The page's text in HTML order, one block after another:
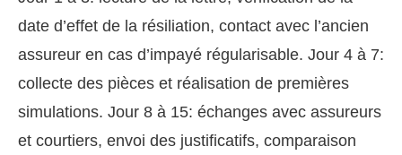
date d’effet de la résiliation, contact avec l’ancien
assureur en cas d’impayé régularisable. Jour 4 à 7:
collecte des pièces et réalisation de premières
simulations. Jour 8 à 15: échanges avec assureurs
et courtiers, envoi des justificatifs, comparaison